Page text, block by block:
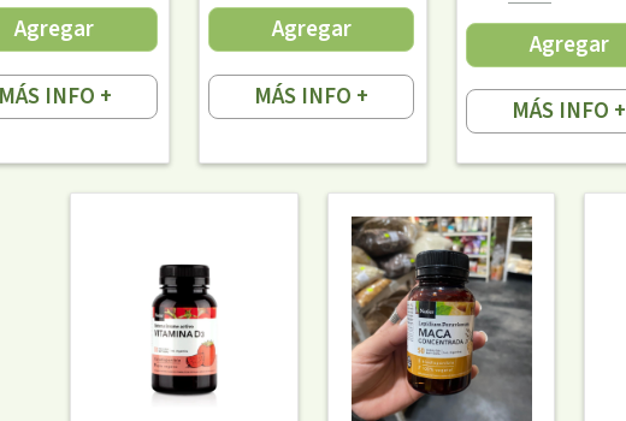
Agregar
MÁS INFO +
Agregar
MÁS INFO +
Agregar
MÁS INFO +